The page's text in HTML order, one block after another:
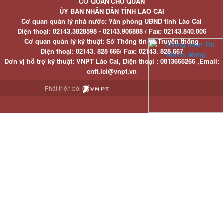
ỦY BAN NHÂN DÂN TỈNH LÀO CAI
Cơ quan quản lý nhà nước: Văn phòng UBND tỉnh Lào Cai
Điện thoại:02143.3828598 - 02143.906888 / Fax:02143.840.006
Cơ quan quản lý kỹ thuật: Sở Thông tin và Truyền thông
Điện thoại:02143. 828 666/ Fax:02143. 828 667
Đơn vị hỗ trợ kỹ thuật: VNPT Lào Cai, Điện thoại : 0813666266 ,Email:
cntt.lci@vnpt.vn
Phát triển bởi